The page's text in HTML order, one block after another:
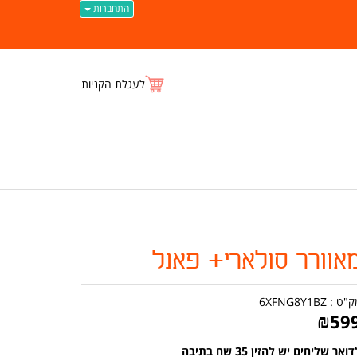
התחברות
לעגלת הקניות
סולארי+ פאנל
:
6XFNG8Y1BZ
₪
שליחים יש להזין 35 שח בתיבה